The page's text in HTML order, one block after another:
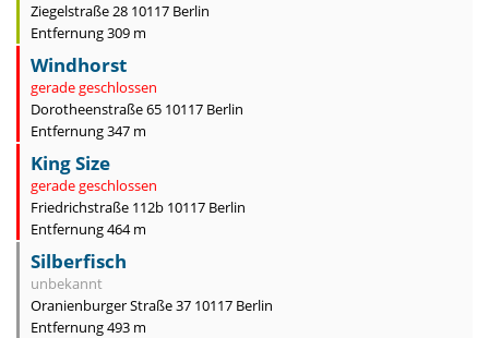
Ziegelstraße 28 10117 Berlin
Entfernung 309 m
Windhorst
gerade geschlossen
Dorotheenstraße 65 10117 Berlin
Entfernung 347 m
King Size
gerade geschlossen
Friedrichstraße 112b 10117 Berlin
Entfernung 464 m
Silberfisch
unbekannt
Oranienburger Straße 37 10117 Berlin
Entfernung 493 m